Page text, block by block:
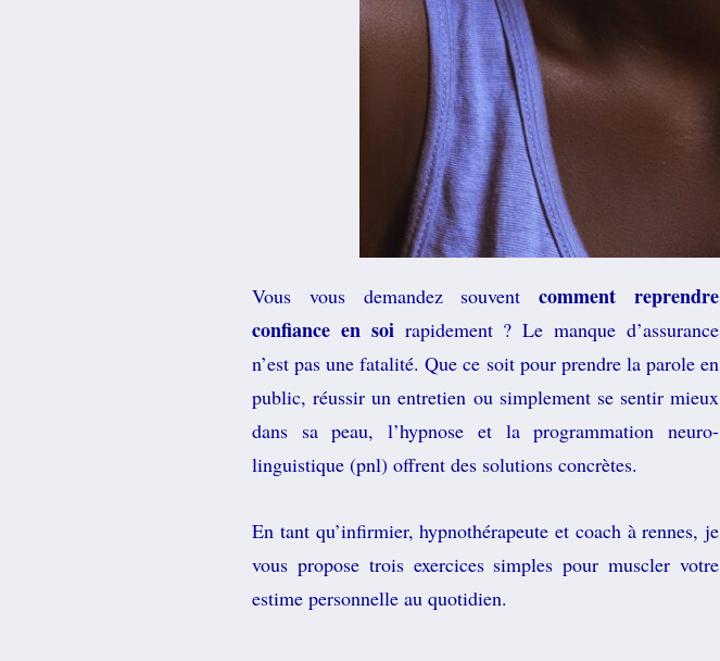
Vous vous demandez souventcomment reprendre
confiance en soirapidement ?Le manque d’assurance
n’est pas une fatalité.Que ce soit pour prendre la parole en
public, réussir un entretien ou simplement se sentir mieux
dans sa peau, l’hypnose et la programmation neuro-
linguistique (pnl) offrent des solutions concrètes.
En tant qu’infirmier, hypnothérapeute et coach à rennes, je
vous propose trois exercices simples pour muscler votre
estime personnelle au quotidien.